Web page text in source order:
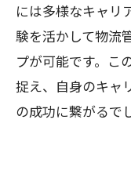
には多様なキャリ
験を活かして物流
プが可能です。こ
捉え、自身のキャ
の成功に繋がるで